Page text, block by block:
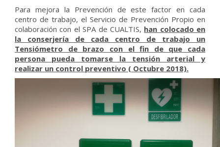
Para mejora la Prevención de este factor en cada
centro de trabajo, el Servicio de Prevención Propio en
colaboración con el SPA de CUALTIS, han colocado en
la conserjería de cada centro de trabajo un
Tensiómetro de brazo con el fin de que cada
persona pueda tomarse la tensión arterial y
realizar un control preventivo ( Octubre 2018).